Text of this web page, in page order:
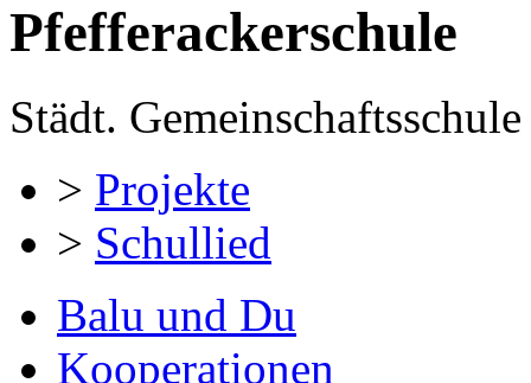
Pfefferackerschule
Städt.
> Projekte
> Schullied
Balu und Du
Kooperationen